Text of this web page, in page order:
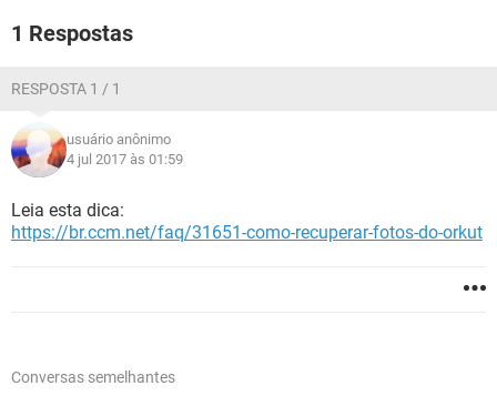
1 Respostas
RESPOSTA 1 / 1
usuário anônimo
4 jul 2017 às 01:59
Leia esta dica:
https://br.ccm.net/faq/31651-como-recuperar-fotos-do-orkut
Conversas semelhantes